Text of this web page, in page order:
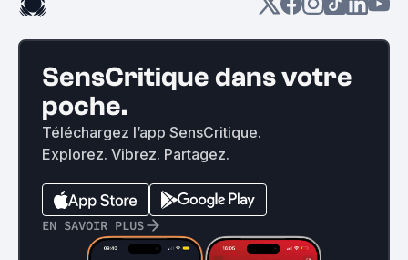
SensCritique dans votre
poche.
Téléchargez l’app SensCritique.
Explorez. Vibrez. Partagez.
EN SAVOIR PLUS